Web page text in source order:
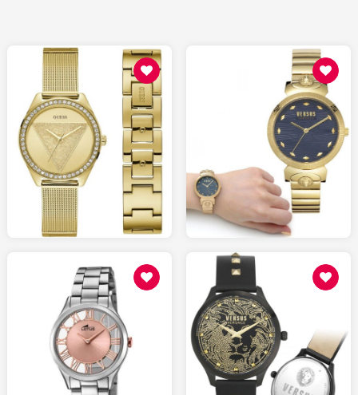
179.00
AMAZON.fr
148.00
WATCHSHOP.fr
99.00 180.00